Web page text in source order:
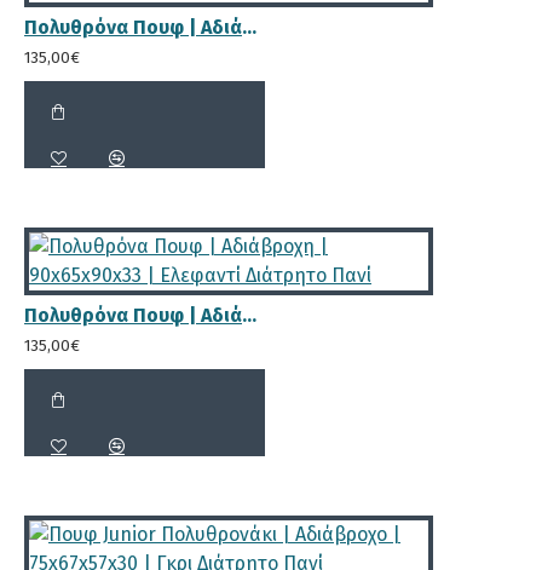
Πολυθρόνα Πουφ | Αδιάβροχη | 90x65x90x33 | Εκρού Διάτρητο Πανί
135,00€
Πολυθρόνα Πουφ | Αδιάβροχη | 90x65x90x33 | Ελεφαντί Διάτρητο Πανί
135,00€